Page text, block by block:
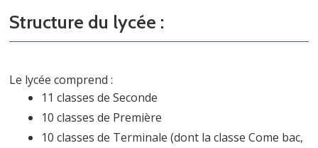
Structure du lycée :
Le lycée comprend :
11 classes de Seconde
10 classes de Première
10 classes de Terminale (dont la classe Come bac,